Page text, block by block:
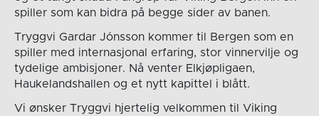
spiller som kan bidra på begge sider av banen.
Tryggvi Gardar Jónsson kommer til Bergen som en
spiller med internasjonal erfaring, stor vinnervilje og
tydelige ambisjoner. Nå venter Elkjøpligaen,
Haukelandshallen og et nytt kapittel i blått.
Vi ønsker Tryggvi hjertelig velkommen til Viking